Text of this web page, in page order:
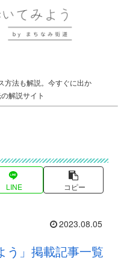
方法も解説。今すぐに出か
解説サイト
LINE コピー
2023.08.05
う」掲載記事一覧